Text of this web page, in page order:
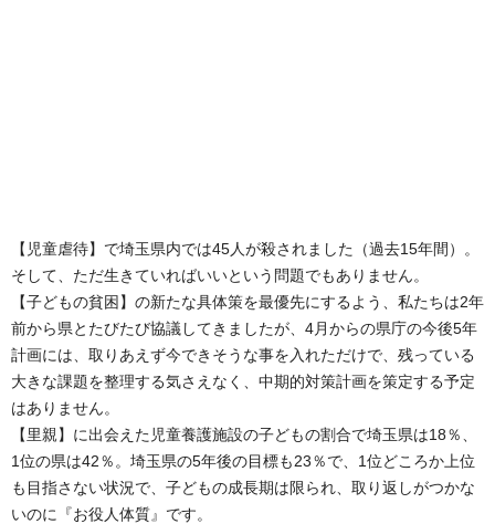
【児童虐待】で埼玉県内では45人が殺されました（過去15年間）。
そして、ただ生きていればいいという問題でもありません。
【子どもの貧困】の新たな具体策を最優先にするよう、私たちは2年
前から県とたびたび協議してきましたが、4月からの県庁の今後5年
計画には、取りあえず今できそうな事を入れただけで、残っている
大きな課題を整理する気さえなく、中期的対策計画を策定する予定
はありません。
【里親】に出会えた児童養護施設の子どもの割合で埼玉県は18％、
1位の県は42％。埼玉県の5年後の目標も23％で、1位どころか上位
も目指さない状況で、子どもの成長期は限られ、取り返しがつかな
いのに『お役人体質』です。